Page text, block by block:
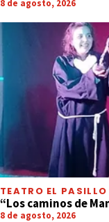
8 de agosto, 2026
TEATRO EL PASILLO
“Los caminos de
8 de agosto, 2026